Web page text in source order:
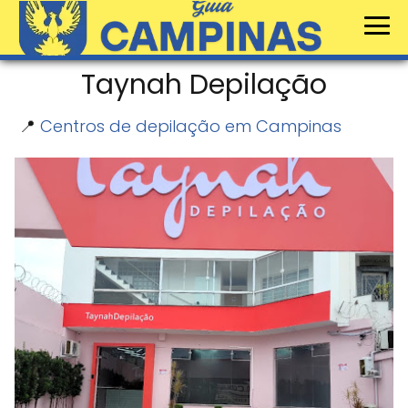
Taynah Depilação
📍 Centros de depilação em Campinas